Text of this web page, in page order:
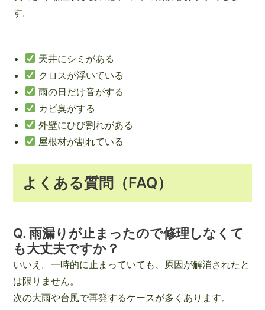
す。
天井にシミがある
クロスが浮いている
雨の日だけ音がする
カビ臭がする
外壁にひび割れがある
屋根材が割れている
よくある質問（FAQ）
Q. 雨漏りが止まったので修理しなくて
も大丈夫ですか？
いいえ。一時的に止まっていても、原因が解消されたと
は限りません。
次の大雨や台風で再発するケースが多くあります。